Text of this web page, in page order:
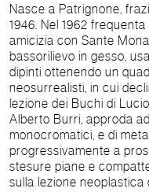
Nasce a Patrignone,
1946. Nel 1962
amicizia con Sante
bassorilievo in gesso,
dipinti ottenendo un
neosurrealisti, in cui
lezione dei Buchi di
Alberto Burri, approda
monocromatici, e di
progressivamente a
stesure piane e
sulla lezione